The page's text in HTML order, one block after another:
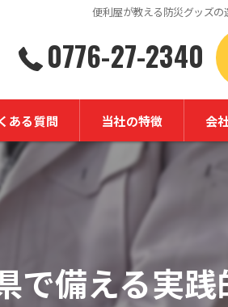
便利屋が教える防災グッズ
0776-27-2340
ある質問 当社の特徴
草刈り
不用品回収
引っ越し
掃除
会
で備える実践